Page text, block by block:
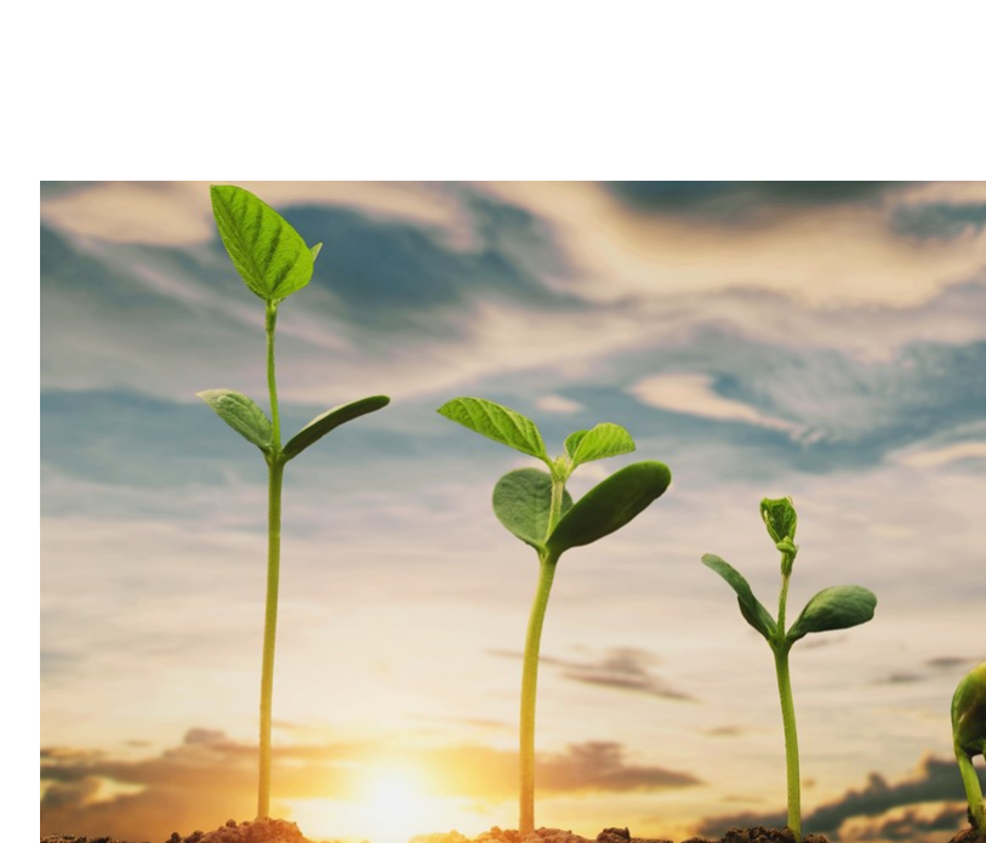
Compartilhe
Marcio Aguiar, Diretor da Divisão Enterprise da
NVIDIA para América Latina
Com o aumento do consumo de energia pelos centros de
dispositivos eletrônicos, a busca por soluções sustentáveis
uma preocupação constante para as organizações. No
transformação tecnológica, a computação acelerada e a
artificial (IA) estão revolucionando a maneira como empresas
todos os setores operam, oferecendo novos níveis de
energética e diminuindo o impacto ambiental.
A fabricante de eletrônicos, Foxconn, por exemplo, está
computação acelerada e IA para construir um digital twin de
nova fábrica no México, treinar seus robôs e definir
produção. Com a aplicação desse recurso, é possível
tempo, custos e energia, melhorando a automação e a
A NVIDIA introduz constantemente no mercado soluções de
computação acelerada que não apenas aumentam a
energética, mas também estabelecem novos padrões de responsabilidade ambiental.
tecnologias estão revolucionando as operações, reduzindo o consumo de energia e